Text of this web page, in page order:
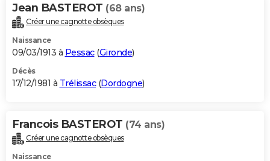
Jean BASTEROT (68 ans)
Créer une cagnotte obsèques
Naissance
09/03/1913 à Pessac(Gironde)
Décès
17/12/1981 à Trélissac(Dordogne)
Francois BASTEROT (74 ans)
Créer une cagnotte obsèques
Naissance